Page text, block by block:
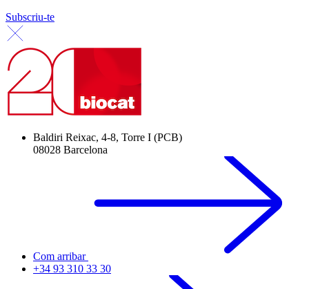
Subscriu-te
Baldiri Reixac, 4-8, Torre I (PCB)
08028 Barcelona
Com arribar
+34 93 310 33 30